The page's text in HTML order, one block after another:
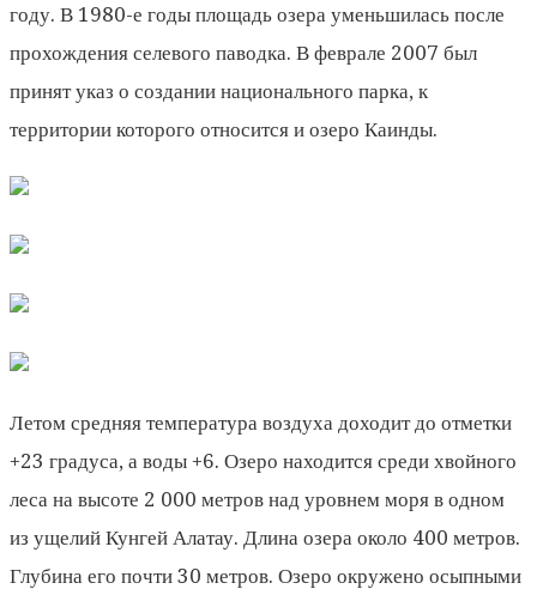
году. В 1980-е годы площадь озера уменьшилась после
прохождения селевого паводка. В феврале 2007 был
принят указ о создании национального парка, к
территории которого относится и озеро Каинды.
Летом средняя температура воздуха доходит до отметки
+23 градуса, а воды +6. Озеро находится среди хвойного
леса на высоте 2 000 метров над уровнем моря в одном
из ущелий Кунгей Алатау. Длина озера около 400 метров.
Глубина его почти 30 метров. Озеро окружено осыпными